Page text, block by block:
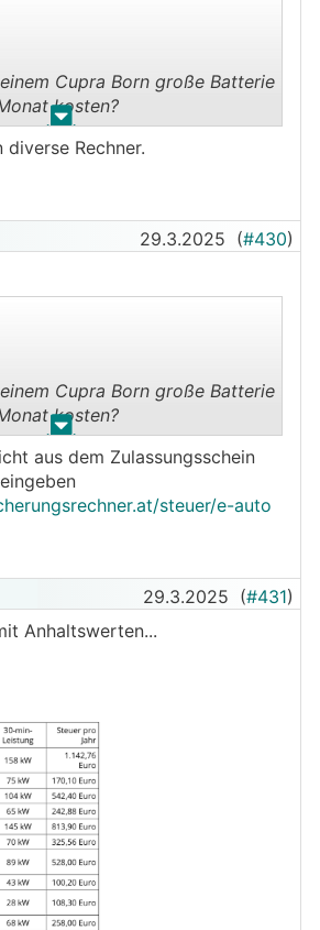
. .
Cupra Born große Batterie
kosten?
Richtwert?Rechner.
29.3.2025 (#430)
. .
Cupra Born große Batterie
kosten?
Richtwert?
aus dem Zulassungsschein
steuer/e-auto
29.3.2025 (#431)
Anhaltswerten...